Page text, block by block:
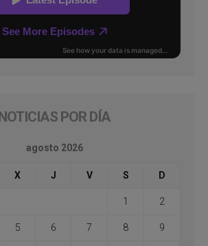
NOTICIAS POR DÍA
agosto 2026
X J V S D
1 2
5 6 7 8 9